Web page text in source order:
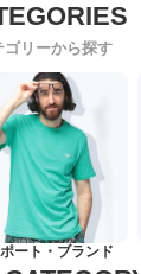
ゴリーから探す
ート・ブランド